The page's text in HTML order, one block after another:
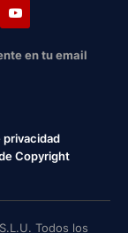
en tu email
privacidad
Copyright
Todos los